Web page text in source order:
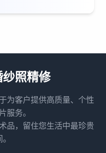
纱照精修
为客户提供高质量、个性
服务。
品，留住您生活中最珍贵